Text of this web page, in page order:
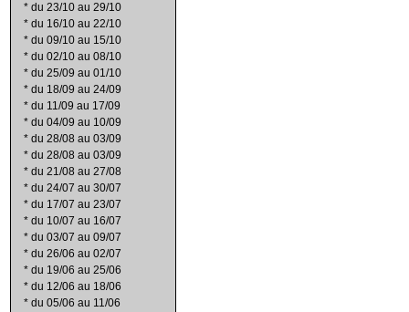
* du 23/10 au 29/10
* du 16/10 au 22/10
* du 09/10 au 15/10
* du 02/10 au 08/10
* du 25/09 au 01/10
* du 18/09 au 24/09
* du 11/09 au 17/09
* du 04/09 au 10/09
* du 28/08 au 03/09
* du 28/08 au 03/09
* du 21/08 au 27/08
* du 24/07 au 30/07
* du 17/07 au 23/07
* du 10/07 au 16/07
* du 03/07 au 09/07
* du 26/06 au 02/07
* du 19/06 au 25/06
* du 12/06 au 18/06
* du 05/06 au 11/06